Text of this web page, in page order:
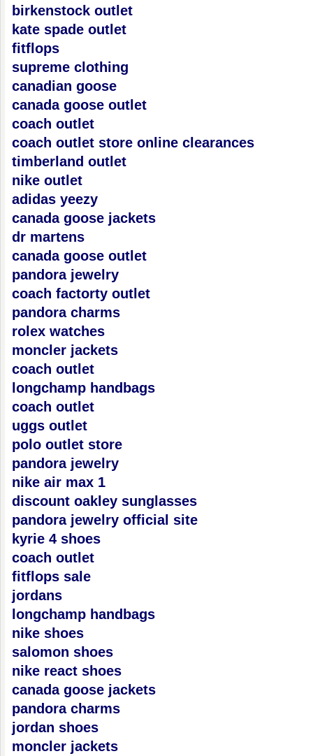
birkenstock outlet
kate spade outlet
fitflops
supreme clothing
canadian goose
canada goose outlet
coach outlet
coach outlet store online clearances
timberland outlet
nike outlet
adidas yeezy
canada goose jackets
dr martens
canada goose outlet
pandora jewelry
coach factorty outlet
pandora charms
rolex watches
moncler jackets
coach outlet
longchamp handbags
coach outlet
uggs outlet
polo outlet store
pandora jewelry
nike air max 1
discount oakley sunglasses
pandora jewelry official site
kyrie 4 shoes
coach outlet
fitflops sale
jordans
longchamp handbags
nike shoes
salomon shoes
nike react shoes
canada goose jackets
pandora charms
jordan shoes
moncler jackets